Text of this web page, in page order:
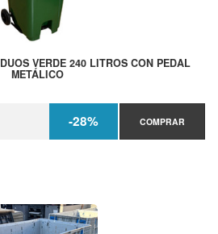
VERDE 240 LITROS CON PEDAL
METÁLICO
-28% COMPRAR